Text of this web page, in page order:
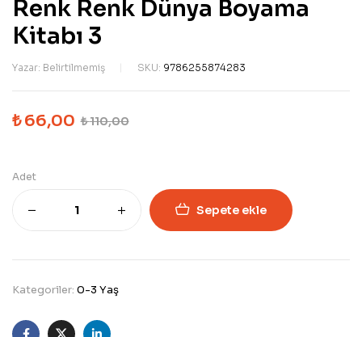
Renk Renk Dünya Boyama
Kitabı 3
Yazar: Belirtilmemiş SKU: 9786255874283
₺110,00
₺66,00
Adet
Sepete ekle
Kategoriler: 0-3 Yaş